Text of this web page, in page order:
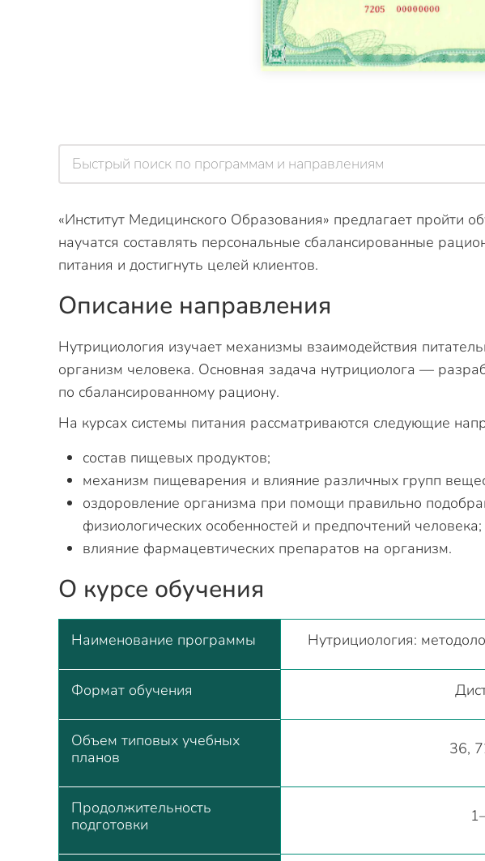
«Институт Медицинского Образования» предлагает пройти
научатся составлять персональные сбалансированные
питания и достигнуть целей клиентов.
Описание направления
Нутрициология изучает механизмы взаимодействия
организм человека. Основная задача нутрициолога —
по сбалансированному рациону.
На курсах системы питания рассматриваются следующие
состав пищевых продуктов;
механизм пищеварения и влияние различных групп
оздоровление организма при помощи правильно
физиологических особенностей и предпочтений человека;
влияние фармацевтических препаратов на организм.
О курсе обучения
Наименование программы Нутрициология:
Формат обучения
Объем типовых учебных
планов
36,
Продолжительность
подготовки